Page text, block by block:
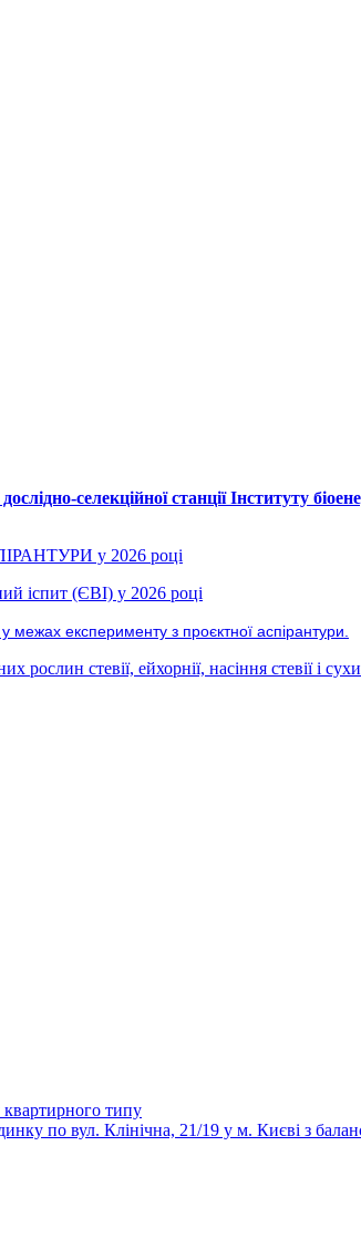
селекційної станції Інституту
у 2026 році
іспит (ЄВІ) у 2026 році
межах експерименту з проєктної аспірантури.
рослин стевії, ейхорнії, насіння стевії і
типу
по вул. Клінічна, 21/19 у м. Києві з